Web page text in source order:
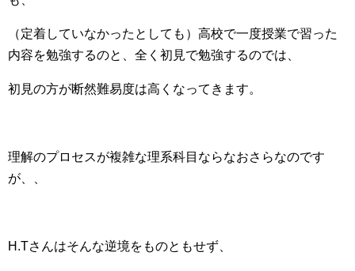
（定着していなかったとしても）高校で一度授業で習った
内容を勉強するのと、全く初見で勉強するのでは、
初見の方が断然難易度は高くなってきます。
理解のプロセスが複雑な理系科目ならなおさらなのです
が、、
H.Tさんはそんな逆境をものともせず、